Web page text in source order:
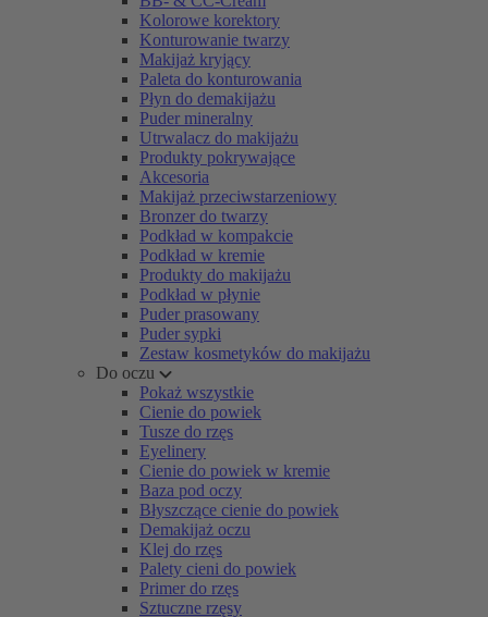
Kolorowe korektory
Konturowanie twarzy
Makijaż kryjący
Paleta do konturowania
Płyn do demakijażu
Puder mineralny
Utrwalacz do makijażu
Produkty pokrywające
Akcesoria
Makijaż przeciwstarzeniowy
Bronzer do twarzy
Podkład w kompakcie
Podkład w kremie
Produkty do makijażu
Podkład w płynie
Puder prasowany
Puder sypki
Zestaw kosmetyków do makijażu
Do oczu
Pokaż wszystkie
Cienie do powiek
Tusze do rzęs
Eyelinery
Cienie do powiek w kremie
Baza pod oczy
Błyszczące cienie do powiek
Demakijaż oczu
Klej do rzęs
Palety cieni do powiek
Primer do rzęs
Sztuczne rzęsy